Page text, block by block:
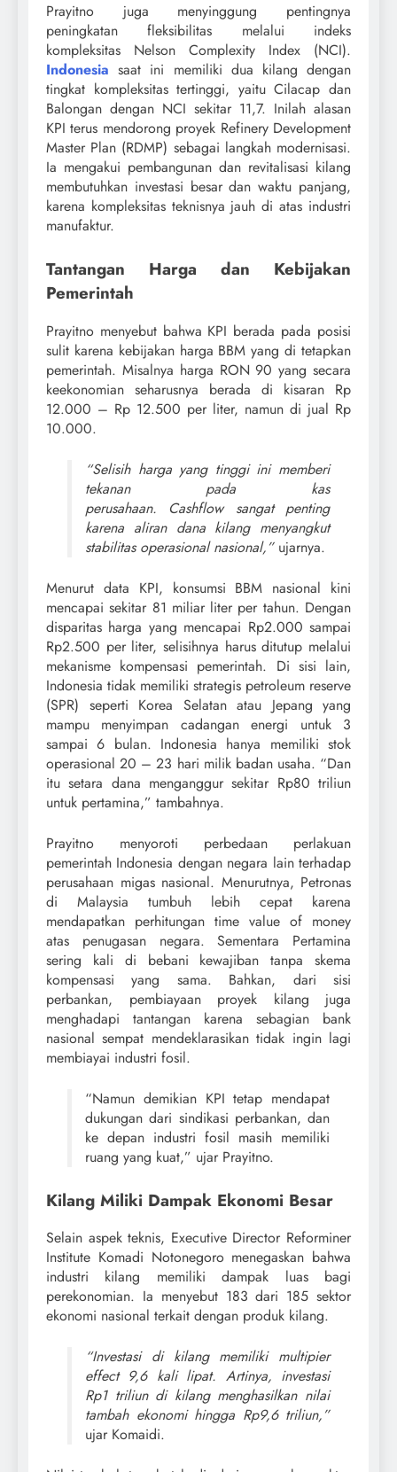
Prayitno juga menyinggung pentingnya
peningkatan fleksibilitas melalui indeks
kompleksitas Nelson Complexity Index (NCI).
Indonesia saat ini memiliki dua kilang dengan
tingkat kompleksitas tertinggi, yaitu Cilacap dan
Balongan dengan NCI sekitar 11,7. Inilah alasan
KPI terus mendorong proyek Refinery Development
Master Plan (RDMP) sebagai langkah modernisasi.
Ia mengakui pembangunan dan revitalisasi kilang
membutuhkan investasi besar dan waktu panjang,
karena kompleksitas teknisnya jauh di atas industri
manufaktur.
Tantangan Harga dan Kebijakan
Pemerintah
Prayitno menyebut bahwa KPI berada pada posisi
sulit karena kebijakan harga BBM yang di tetapkan
pemerintah. Misalnya harga RON 90 yang secara
keekonomian seharusnya berada di kisaran Rp
12.000 – Rp 12.500 per liter, namun di jual Rp
10.000.
“Selisih harga yang tinggi ini memberi
tekanan pada kas
perusahaan. Cashflow sangat penting
karena aliran dana kilang menyangkut
stabilitas operasional nasional,”ujarnya.
Menurut data KPI, konsumsi BBM nasional kini
mencapai sekitar 81 miliar liter per tahun. Dengan
disparitas harga yang mencapai Rp2.000 sampai
Rp2.500 per liter, selisihnya harus ditutup melalui
mekanisme kompensasi pemerintah. Di sisi lain,
Indonesia tidak memiliki strategis petroleum reserve
(SPR) seperti Korea Selatan atau Jepang yang
mampu menyimpan cadangan energi untuk 3
sampai 6 bulan. Indonesia hanya memiliki stok
operasional 20 – 23 hari milik badan usaha. “Dan
itu setara dana menganggur sekitar Rp80 triliun
untuk pertamina,” tambahnya.
Prayitno menyoroti perbedaan perlakuan
pemerintah Indonesia dengan negara lain terhadap
perusahaan migas nasional. Menurutnya, Petronas
di Malaysia tumbuh lebih cepat karena
mendapatkan perhitungan time value of money
atas penugasan negara. Sementara Pertamina
sering kali di bebani kewajiban tanpa skema
kompensasi yang sama. Bahkan, dari sisi
perbankan, pembiayaan proyek kilang juga
menghadapi tantangan karena sebagian bank
nasional sempat mendeklarasikan tidak ingin lagi
membiayai industri fosil.
“Namun demikian KPI tetap mendapat
dukungan dari sindikasi perbankan, dan
ke depan industri fosil masih memiliki
ruang yang kuat,” ujar Prayitno.
Kilang Miliki Dampak Ekonomi Besar
Selain aspek teknis, Executive Director Reforminer
Institute Komadi Notonegoro menegaskan bahwa
industri kilang memiliki dampak luas bagi
perekonomian. Ia menyebut 183 dari 185 sektor
ekonomi nasional terkait dengan produk kilang.
“Investasi di kilang memiliki multipier
effect 9,6 kali lipat. Artinya, investasi
Rp1 triliun di kilang menghasilkan nilai
tambah ekonomi hingga Rp9,6 triliun,”
ujar Komaidi.